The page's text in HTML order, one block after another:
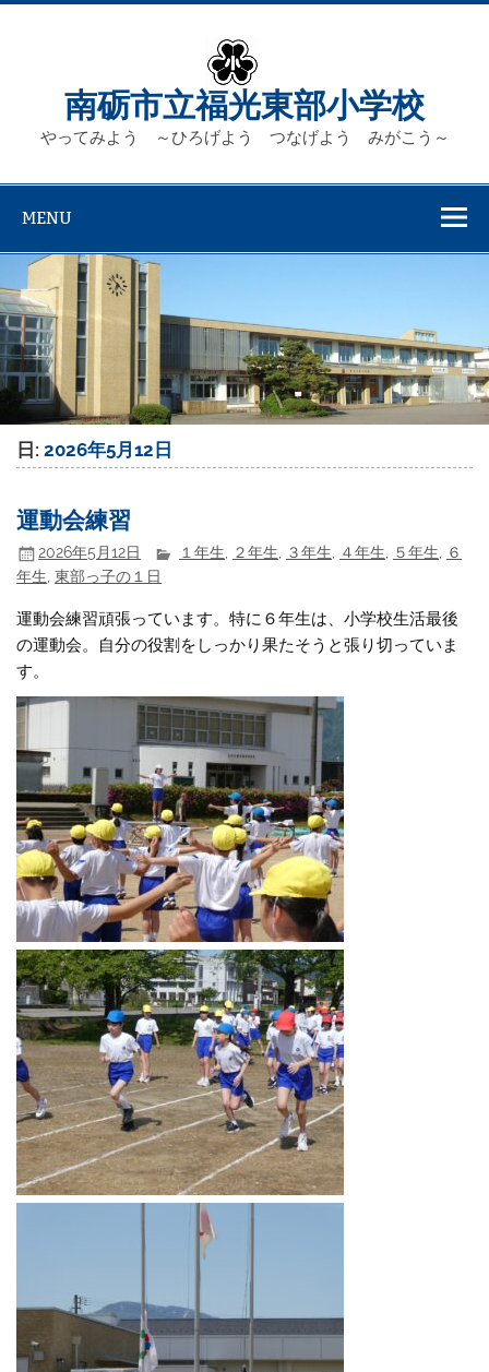
Skip
南砺市立福光東部小学校
やってみよう ～ひろげよう つなげよう みがこう～
MENU
日:2026年5月12日
運動会練習
2026年5月12日 １年生 ２年生 ３年生 ４年生 ５年生
６
年生 ,東部っ子の１日
運動会練習頑張っています。特に６年生は、小学校生活最後
の運動会。自分の役割をしっかり果たそうと張り切っていま
す。